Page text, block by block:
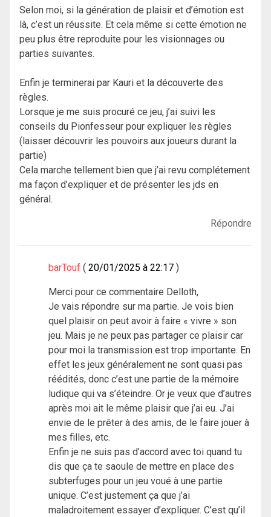
Selon moi, si la génération de plaisir et d’émotion est
là, c’est un réussite. Et cela même si cette émotion ne
peu plus être reproduite pour les visionnages ou
parties suivantes.
Enfin je terminerai par Kauri et la découverte des
règles.
Lorsque je me suis procuré ce jeu, j’ai suivi les
conseils du Pionfesseur pour expliquer les règles
(laisser découvrir les pouvoirs aux joueurs durant la
partie)
Cela marche tellement bien que j’ai revu complétement
ma façon d’expliquer et de présenter les jds en
général.
Répondre
barTouf 20/01/2025 à 22:17
Merci pour ce commentaire Delloth,
Je vais répondre sur ma partie. Je vois bien
quel plaisir on peut avoir à faire « vivre » son
jeu. Mais je ne peux pas partager ce plaisir car
pour moi la transmission est trop importante. En
effet les jeux généralement ne sont quasi pas
réédités, donc c’est une partie de la mémoire
ludique qui va s’éteindre. Or je veux que d’autres
après moi ait le même plaisir que j’ai eu. J’ai
envie de le prêter à des amis, de le faire jouer à
mes filles, etc.
Enfin je ne suis pas d’accord avec toi quand tu
dis que ça te saoule de mettre en place des
subterfuges pour un jeu voué à une partie
unique. C’est justement ça que j’ai
maladroitement essayer d’expliquer. C’est qu’il